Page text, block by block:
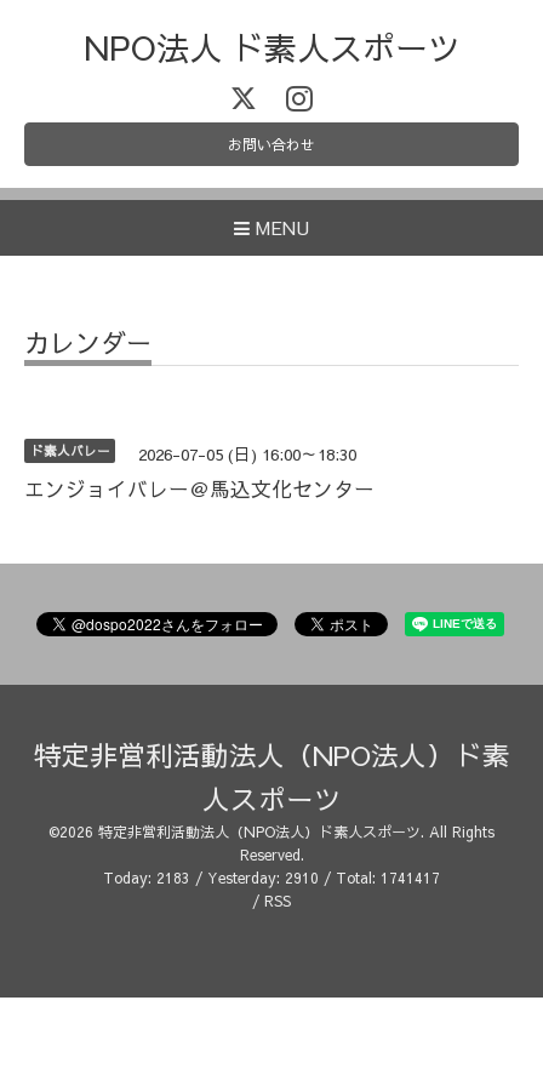
NPO法人 ド素人スポーツ
お問い合わせ
MENU
カレンダー
ド素人バレー 2026-07-05 (日) 16:00～18:30
エンジョイバレー＠馬込文化センター
特定非営利活動法人（NPO法人）ド素
人スポーツ
©2026 特定非営利活動法人（NPO法人）ド素人スポーツ. All Rights
Reserved.
Today: 2183 / Yesterday: 2910 / Total: 1741417
/ RSS